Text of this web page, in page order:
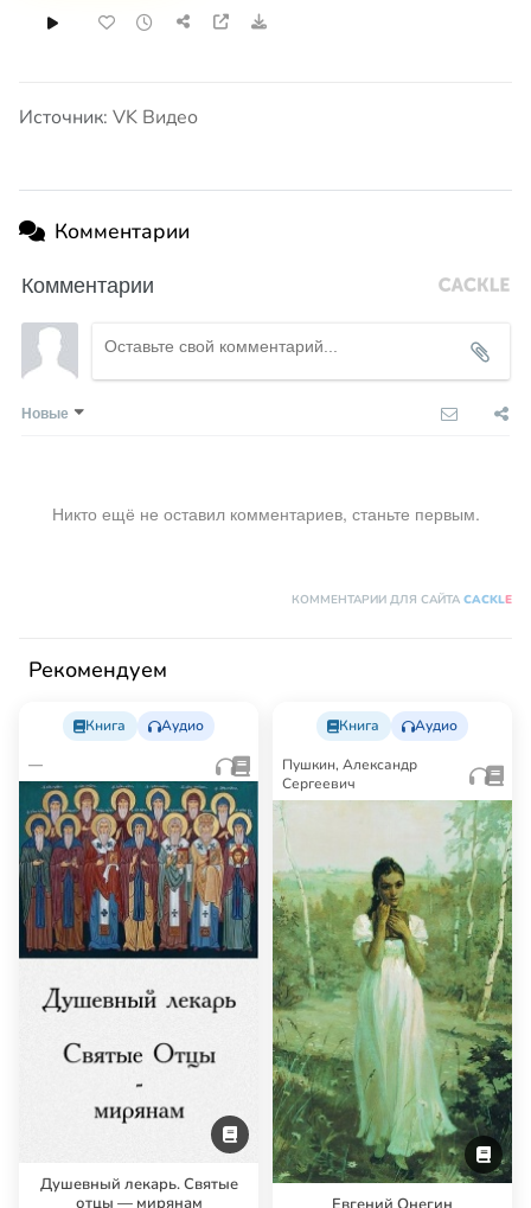
Источник: VK Видео
Комментарии
Комментарии
Новые
Никто ещё не оставил комментариев, станьте первым.
КОММЕНТАРИИ ДЛЯ САЙТА CACKLE
Рекомендуем
Книга Аудио
—
Душевный лекарь. Святые
отцы — мирянам
Книга Аудио
Пушкин, Александр
Сергеевич